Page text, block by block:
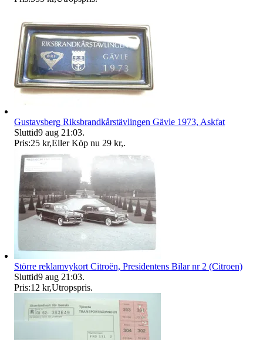
Gustavsberg Riksbrandkårstävlingen Gävle 1973, Askfat
Sluttid9 aug 21:03.
Pris:25 kr,Eller Köp nu 29 kr,.
Större reklamvykort Citroën, Presidentens Bilar nr 2 (Citroen)
Sluttid9 aug 21:03.
Pris:12 kr,Utropspris.